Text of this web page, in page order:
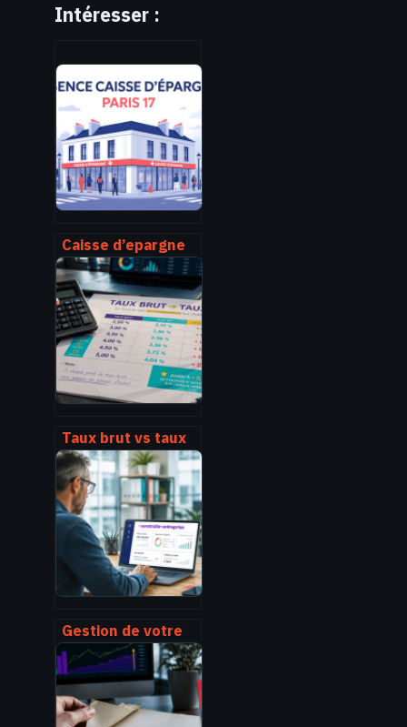
Intéresser :
Caisse d’epargne
paris 17 : agences,
horaires, services
et contacts
Taux brut vs taux
net : 3 étapes pour
calculer votre
rendement réel et
éviter les pièges
fiscaux
Gestion de votre
retraite
d’entreprise : 4
leviers pour
sécuriser vos